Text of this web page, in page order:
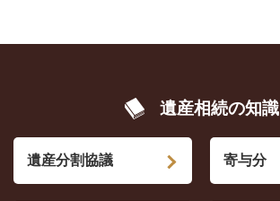
遺産相続の知識
遺産分割協議 寄与分